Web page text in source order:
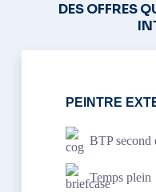
DES OFFRES
PEINTRE
BTP
Temps plein